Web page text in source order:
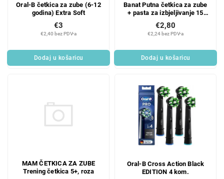
Oral-B četkica za zube (6-12
godina) Extra Soft
€2,40 bez PDV-a
€3
Dodaj u košaricu
Banat Putna četkica za zube
+ pasta za izbjeljivanje 15
€2,24 bez PDV-a
€2,80
Dodaj u košaricu
MAM ČETKICA ZA ZUBE
Trening četkica 5+, roza
Oral-B Cross Action Black
EDITION 4 kom.